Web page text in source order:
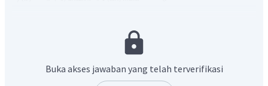
Buka akses jawaban yang telah terverifikasi